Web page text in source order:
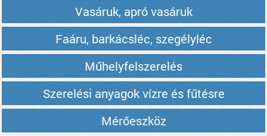
Vasáruk, apró vasáruk
Faáru, barkácsléc, szegélyléc
Műhelyfelszerelés
Szerelési anyagok vízre és fűtésre
Mérőeszköz